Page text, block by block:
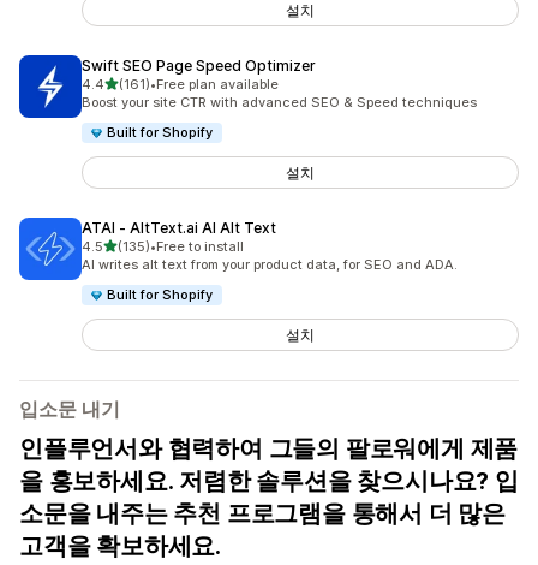
설치
Swift SEO Page Speed Optimizer
4.4별 5개 중
(161)
총 리뷰 161개
•Free plan available
Boost your site CTR with advanced SEO & Speed techniques
Built for Shopify
설치
ATAI ‑ AltText.ai AI Alt Text
4.5별 5개 중
(135)
총 리뷰 135개
•Free to install
AI writes alt text from your product data, for SEO and ADA.
Built for Shopify
설치
입소문 내기
인플루언서와 협력하여 그들의 팔로워에게 제품
을 홍보하세요. 저렴한 솔루션을 찾으시나요? 입
소문을 내주는 추천 프로그램을 통해서 더 많은
고객을 확보하세요.